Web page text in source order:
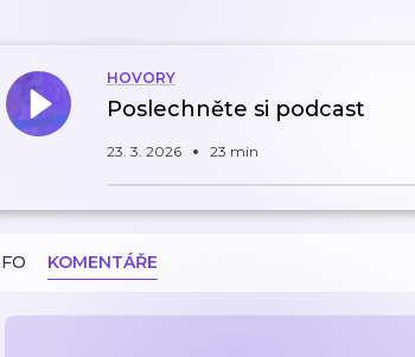
HOVORY
Poslechněte si podcast
23. 3. 2026 23 min
KOMENTÁŘE